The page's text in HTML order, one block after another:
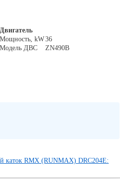
Двигатель
Мощность, kW36
Модель ДВС
ZN490B
каток RMX (RUNMAX) DRC204E: